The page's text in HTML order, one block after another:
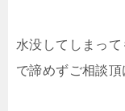
水没してしまっ
で諦めずご相談頂